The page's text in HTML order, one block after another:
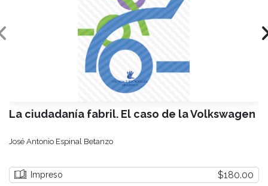
La ciudadanía fabril. El caso de la Volkswagen
José Antonio Espinal Betanzo
Impreso $180.00